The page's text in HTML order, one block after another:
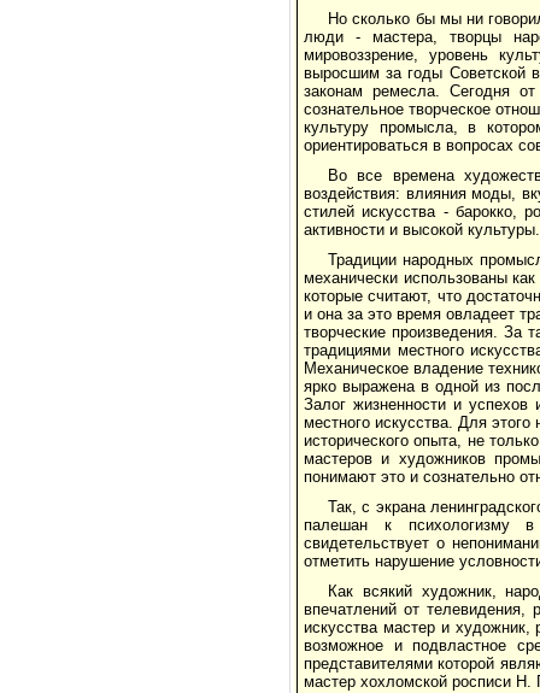
Но сколько бы мы ни
люди - мастера, творцы
мировоззрение, уровень
выросшим за годы Советской
законам ремесла. Сегодня от
сознательное творческое
культуру промысла, в
ориентироваться в вопросах
Во все времена
воздействия: влияния моды,
стилей искусства - барокко,
активности и высокой культуры.
Традиции народных
механически использованы
которые считают, что
и она за это время овладеет
творческие произведения. За
традициями местного
Механическое владение
ярко выражена в одной из
Залог жизненности и успехов
местного искусства. Для
исторического опыта, не
мастеров и художников
понимают это и сознательно
Так, с экрана
палешан к психологизму в
свидетельствует о
отметить нарушение
Как всякий художник,
впечатлений от телевидения,
искусства мастер и
возможное и подвластное
представителями которой
мастер хохломской росписи Н.